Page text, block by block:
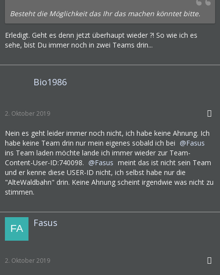
Besteht die Möglichkeit das Ihr das machen könntet bitte.
Erledigt. Geht es denn jetzt überhaupt wieder ?! So wie ich es
sehe, bist Du immer noch in zwei Teams drin...
Bio1986
2. Oktober 2019
Nein es geht leider immer noch nicht, ich habe keine Ahnung. Ich
habe keine Team drin nur mein eigenes sobald ich bei
Fasus
ins Team laden möchte lande ich immer wieder zur Team-
Content-User-ID:740098.
Fasus meint das ist nicht sein Team
und er kenne diese USER-ID nicht, ich selbst habe nur die
"AlteWaldbahn" drin. Keine Ahnung scheint irgendwie was nicht zu
stimmen.
Fasus
2. Oktober 2019